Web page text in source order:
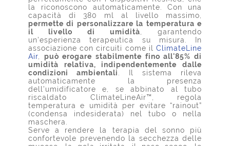
la riconoscono automaticamente. Con una
capacità di 380 ml al livello massimo,
permette di personalizzare la temperatura e
il livello di umidità , garantendo
un'esperienza terapeutica su misura. In
associazione con circuiti come il ClimateLine
Air
può erogare stabilmente fino all'85% di
umidità relativa, indipendentemente dalle
condizioni ambientali
. Il sistema rileva
automaticamente la presenza
dell’umidificatore e, se abbinato al tubo
riscaldato ClimateLineAir™, regola
temperatura e umidità per evitare “rainout”
(condensa indesiderata) nel tubo o nella
maschera.
Serve a rendere la terapia del sonno più
confortevole prevenendo la secchezza delle